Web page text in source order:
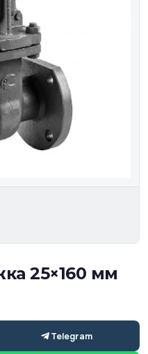
25×160 мм
Telegram